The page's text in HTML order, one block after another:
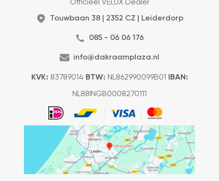
Officieel VELUX Dealer
Touwbaan 38 | 2352 CZ | Leiderdorp
085 - 06 06 176
info@dakraamplaza.nl
KVK: 83789014 BTW: NL862990099B01 IBAN:
NL88INGB0008270111